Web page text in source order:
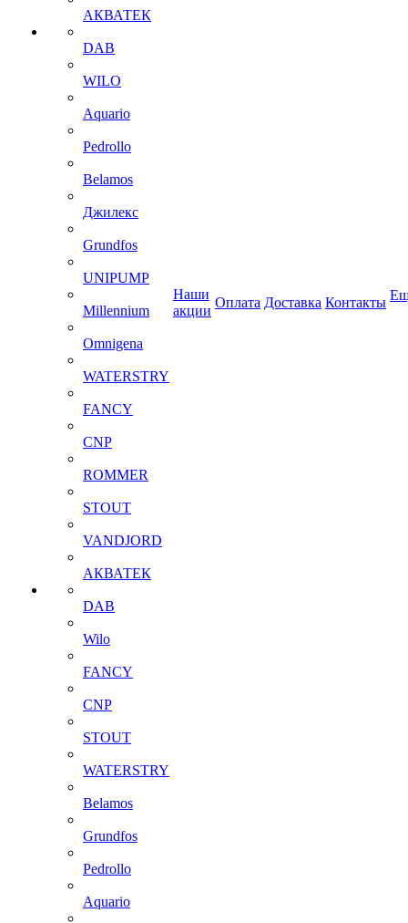
АКВАТЕК
DAB
WILO
Aquario
Pedrollo
Belamos
Джилекс
Grundfos
UNIPUMP
Millennium
Omnigena
WATERSTRY
FANCY
CNP
ROMMER
STOUT
VANDJORD
АКВАТЕК
DAB
Wilo
FANCY
CNP
STOUT
WATERSTRY
Belamos
Grundfos
Pedrollo
Aquario
Наши
акции
Оплата Доставка Контакты